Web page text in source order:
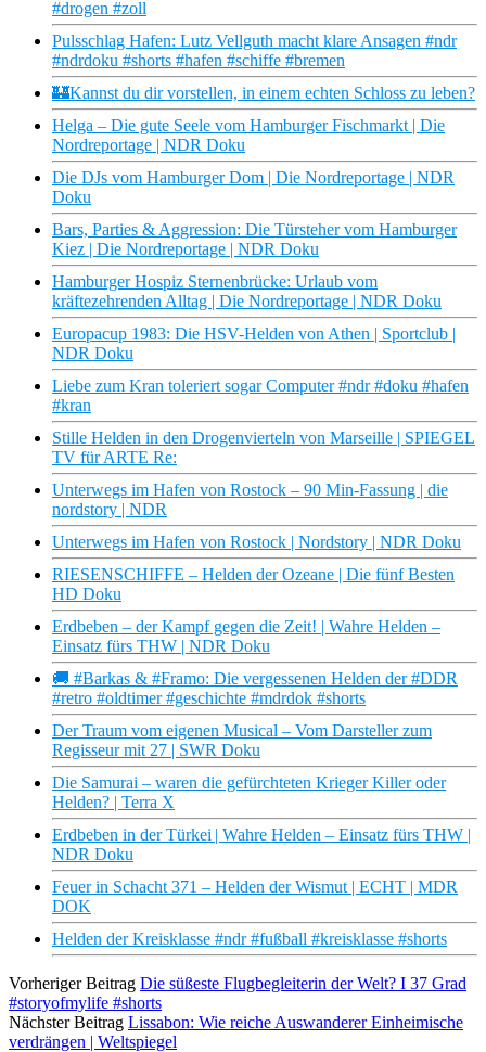
#drogen #zoll
Pulsschlag Hafen: Lutz Vellguth macht klare Ansagen #ndr
#ndrdoku #shorts #hafen #schiffe #bremen
🏰Kannst du dir vorstellen, in einem echten Schloss zu leben?
Helga – Die gute Seele vom Hamburger Fischmarkt | Die
Nordreportage | NDR Doku
Die DJs vom Hamburger Dom | Die Nordreportage | NDR
Doku
Bars, Parties & Aggression: Die Türsteher vom Hamburger
Kiez | Die Nordreportage | NDR Doku
Hamburger Hospiz Sternenbrücke: Urlaub vom
kräftezehrenden Alltag | Die Nordreportage | NDR Doku
Europacup 1983: Die HSV-Helden von Athen | Sportclub |
NDR Doku
Liebe zum Kran toleriert sogar Computer #ndr #doku #hafen
#kran
Stille Helden in den Drogenvierteln von Marseille | SPIEGEL
TV für ARTE Re:
Unterwegs im Hafen von Rostock – 90 Min-Fassung | die
nordstory | NDR
Unterwegs im Hafen von Rostock | Nordstory | NDR Doku
RIESENSCHIFFE – Helden der Ozeane | Die fünf Besten
HD Doku
Erdbeben – der Kampf gegen die Zeit! | Wahre Helden –
Einsatz fürs THW | NDR Doku
🚚 #Barkas & #Framo: Die vergessenen Helden der #DDR
#retro #oldtimer #geschichte #mdrdok #shorts
Der Traum vom eigenen Musical – Vom Darsteller zum
Regisseur mit 27 | SWR Doku
Die Samurai – waren die gefürchteten Krieger Killer oder
Helden? | Terra X
Erdbeben in der Türkei | Wahre Helden – Einsatz fürs THW |
NDR Doku
Feuer in Schacht 371 – Helden der Wismut | ECHT | MDR
DOK
Helden der Kreisklasse #ndr #fußball #kreisklasse #shorts
Vorheriger Beitrag Die süßeste Flugbegleiterin der Welt? I 37 Grad
#storyofmylife #shorts
Nächster Beitrag Lissabon: Wie reiche Auswanderer Einheimische
verdrängen | Weltspiegel